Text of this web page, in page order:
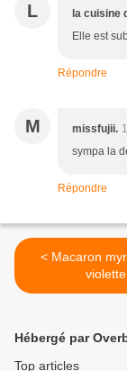
L la cuisine
Elle est
Répondre
M missfujii.
sympa la
Répondre
< Macaron myrtille à la
violette
Hébergé par
Top articles